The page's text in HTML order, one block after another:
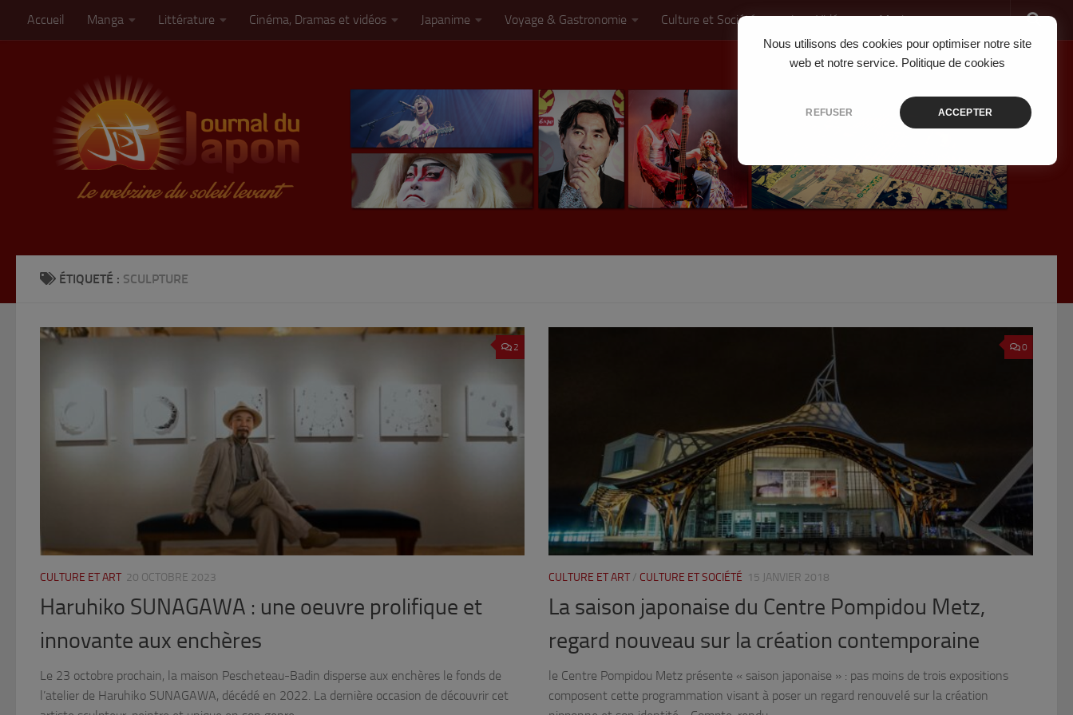
Nous utilisons des cookies pour optimiser notre site
web et notre service. Politique de cookies
REFUSER ACCEPTER
Skip to content
Accueil Manga Littérature Cinéma, Dramas et vidéos Japanime Voyage & Gastronomie Culture et Société Jeux Vidéo Musique
ÉTIQUETÉ : SCULPTURE
2
CULTURE ET ART 20 OCTOBRE 2023
Haruhiko SUNAGAWA : une oeuvre prolifique et
innovante aux enchères
Le 23 octobre prochain, la maison Pescheteau-Badin disperse aux enchères le fonds de
l’atelier de Haruhiko SUNAGAWA, décédé en 2022. La dernière occasion de découvrir cet
0
CULTURE ET ART / CULTURE ET SOCIÉTÉ 15 JANVIER 2018
La saison japonaise du Centre Pompidou Metz,
regard nouveau sur la création contemporaine
le Centre Pompidou Metz présente « saison japonaise » : pas moins de trois expositions
composent cette programmation visant à poser un regard renouvelé sur la création